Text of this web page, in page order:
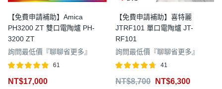
【免費申請補助】Amica
PH3200 ZT 雙口電陶爐 PH-
3200 ZT
詢問最低價『聊聊省更多』
4.80
61
NT$17,000
【免費申請補助】喜特麗
JTRF101 單口電陶爐 JT-
RF101
詢問最低價『聊聊省更多』
4.66
41
NT$8,700 NT$6,300